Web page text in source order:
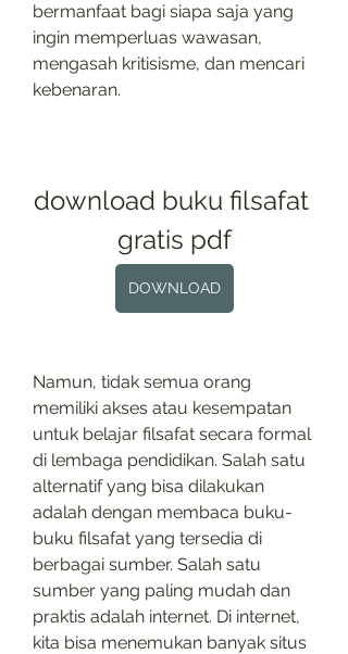
bermanfaat bagi siapa saja yang
ingin memperluas wawasan,
mengasah kritisisme, dan mencari
kebenaran.
download buku filsafat
gratis pdf
DOWNLOAD
Namun, tidak semua orang
memiliki akses atau kesempatan
untuk belajar filsafat secara formal
di lembaga pendidikan. Salah satu
alternatif yang bisa dilakukan
adalah dengan membaca buku-
buku filsafat yang tersedia di
berbagai sumber. Salah satu
sumber yang paling mudah dan
praktis adalah internet. Di internet,
kita bisa menemukan banyak situs